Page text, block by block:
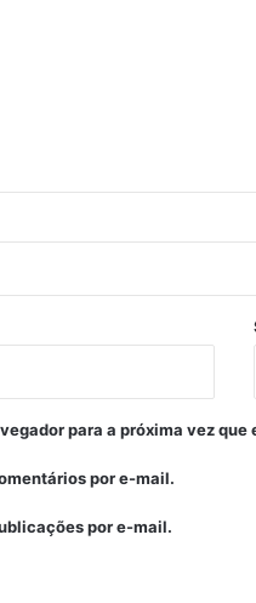
para a próxima vez que
por e-mail.
por e-mail.